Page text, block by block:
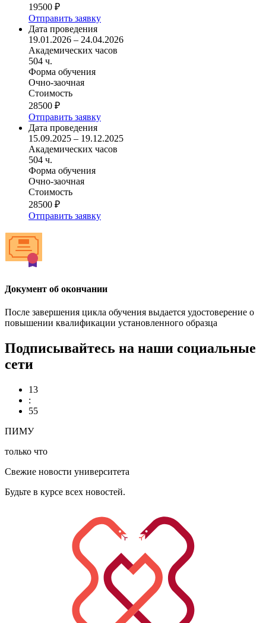
19500 ₽
Отправить заявку
Дата проведения
19.01.2026 – 24.04.2026
Академических часов
504 ч.
Форма обучения
Очно-заочная
Стоимость
28500 ₽
Отправить заявку
Дата проведения
15.09.2025 – 19.12.2025
Академических часов
504 ч.
Форма обучения
Очно-заочная
Стоимость
28500 ₽
Отправить заявку
Документ об окончании
После завершения цикла обучения выдается удостоверение о
повышении квалификации установленного образца
Подписывайтесь на наши социальные
сети
13
:
55
ПИМУ
только что
Свежие новости университета
Будьте в курсе всех новостей.